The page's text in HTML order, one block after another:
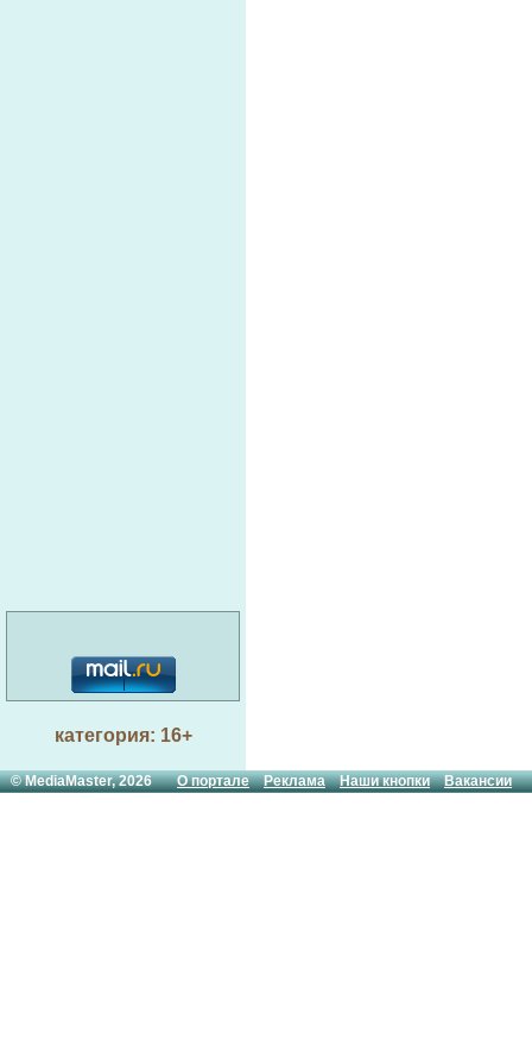
категория: 16+
© MediaMaster, 2026О портале Реклама Наши кнопки Вакансии